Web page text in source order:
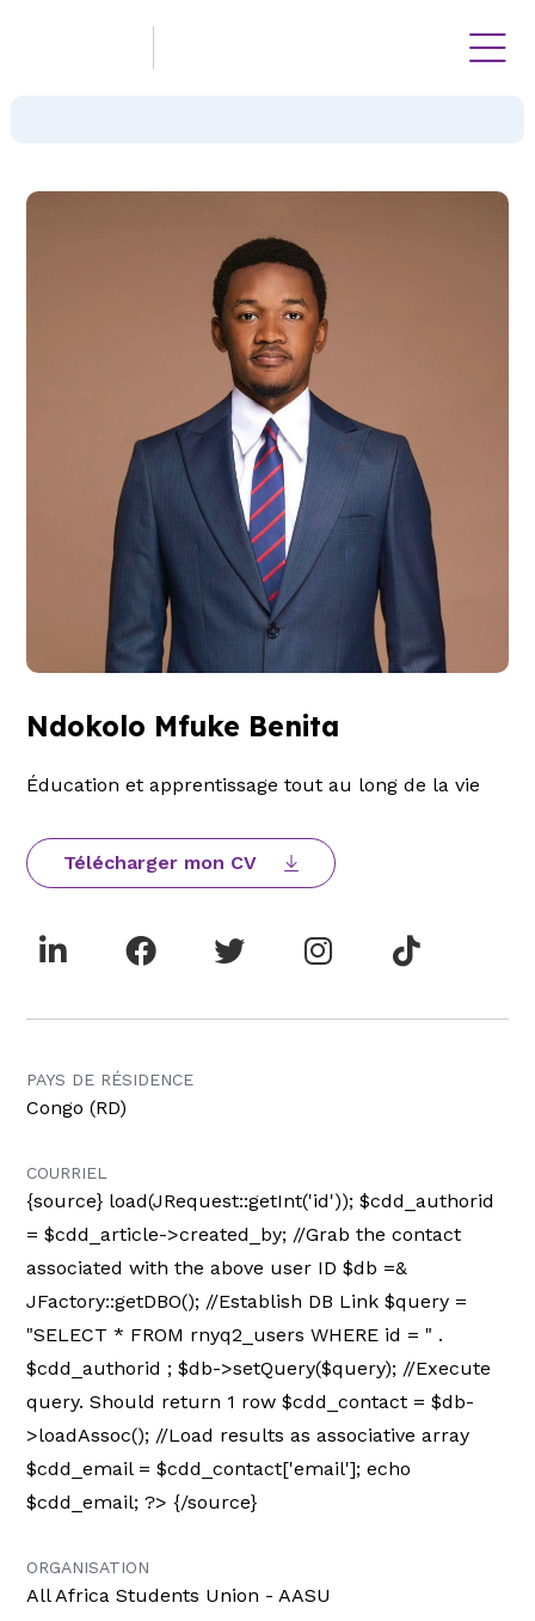
Ndokolo Mfuke Benita
Éducation et apprentissage tout au long de la vie
Télécharger mon CV
PAYS DE RÉSIDENCE
Congo (RD)
COURRIEL
{source} load(JRequest::getInt('id')); $cdd_authorid
= $cdd_article->created_by; //Grab the contact
associated with the above user ID $db =&
JFactory::getDBO(); //Establish DB Link $query =
"SELECT * FROM rnyq2_users WHERE id = " .
$cdd_authorid ; $db->setQuery($query); //Execute
query. Should return 1 row $cdd_contact = $db-
>loadAssoc(); //Load results as associative array
$cdd_email = $cdd_contact['email']; echo
$cdd_email; ?> {/source}
ORGANISATION
All Africa Students Union - AASU